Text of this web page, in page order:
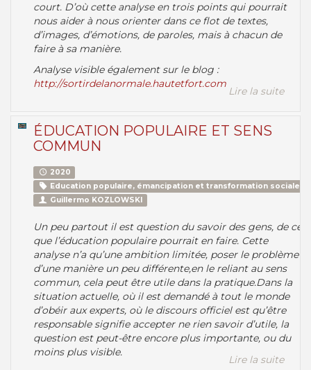
court. D’où cette analyse en trois points qui pourrait
nous aider à nous orienter dans ce flot de textes,
d’images, d’émotions, de paroles, mais à chacun de
faire à sa manière.
Analyse visible également sur le blog :
http://sortirdelanormale.hautetfort.com
Lire la suite
ÉDUCATION POPULAIRE ET SENS
COMMUN
2020
Education populaire, émancipation et transformation sociale
Guillermo KOZLOWSKI
Un peu partout il est question du savoir des gens, de ce
que l’éducation populaire pourrait en faire. Cette
analyse n’a qu’une ambition limitée, poser le problème
d’une manière un peu différente,en le reliant au sens
commun, cela peut être utile dans la pratique.Dans la
situation actuelle, où il est demandé à tout le monde
d’obéir aux experts, où le discours officiel est qu’être
responsable signifie accepter ne rien savoir d’utile, la
question est peut-être encore plus importante, ou du
moins plus visible.
Lire la suite